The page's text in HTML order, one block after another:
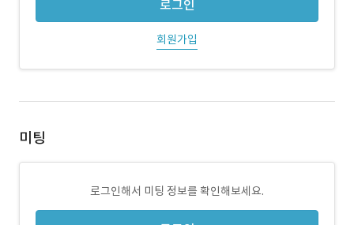
로그인
회원가입
미팅
로그인해서 미팅 정보를 확인해보세요.